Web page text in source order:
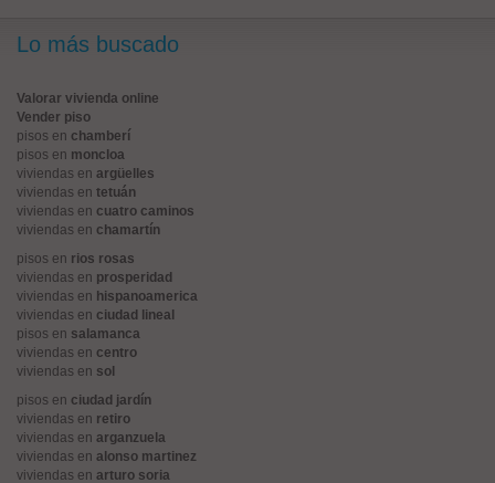
Lo más buscado
Valorar vivienda online
Vender piso
pisos en chamberí
pisos en moncloa
viviendas en argüelles
viviendas en tetuán
viviendas en cuatro caminos
viviendas en chamartín
pisos en rios rosas
viviendas en prosperidad
viviendas en hispanoamerica
viviendas en ciudad lineal
pisos en salamanca
viviendas en centro
viviendas en sol
pisos en ciudad jardín
viviendas en retiro
viviendas en arganzuela
viviendas en alonso martinez
viviendas en arturo soria